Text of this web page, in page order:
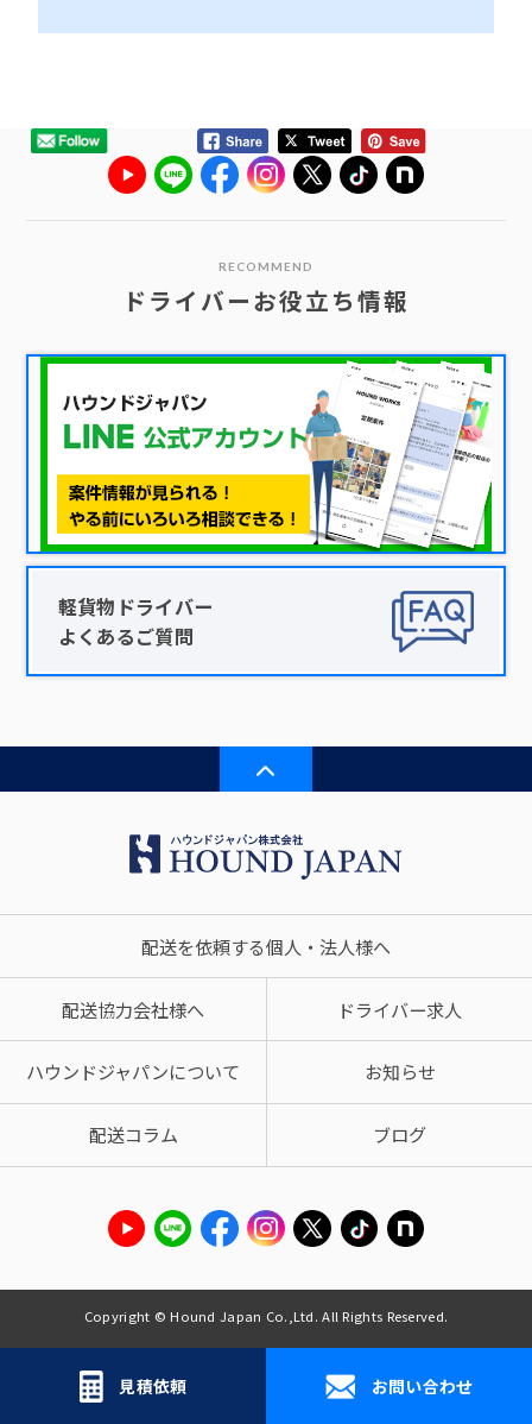
RECOMMEND
ドライバーお役立ち情報
軽貨物ドライバー
よくあるご質問
配送を依頼する個人・法人様へ
配送協力会社様へ ドライバー求人
ハウンドジャパンについて お知らせ
配送コラム ブログ
見積依頼 お問い合わせ
Copyright © Hound Japan Co.,Ltd. All Rights Reserved.